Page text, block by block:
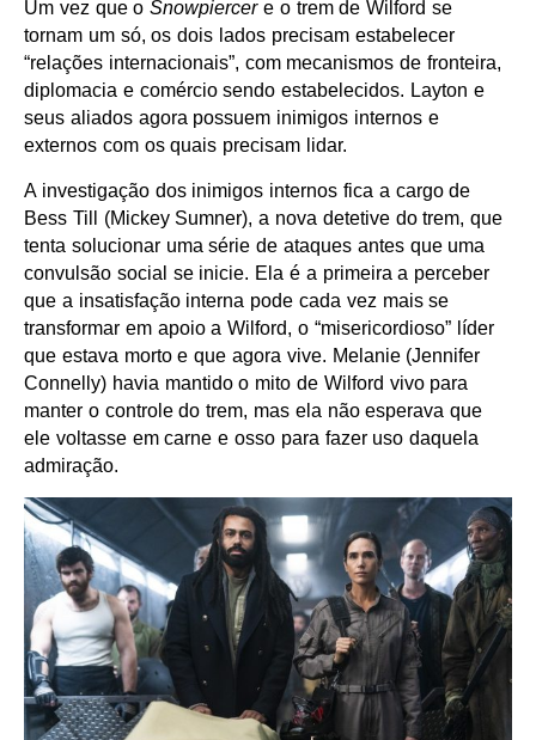
Um vez que oSnowpiercere o trem de Wilford se
tornam um só, os dois lados precisam estabelecer
“relações internacionais”, com mecanismos de fronteira,
diplomacia e comércio sendo estabelecidos. Layton e
seus aliados agora possuem inimigos internos e
externos com os quais precisam lidar.
A investigação dos inimigos internos fica a cargo de
Bess Till (Mickey Sumner), a nova detetive do trem, que
tenta solucionar uma série de ataques antes que uma
convulsão social se inicie. Ela é a primeira a perceber
que a insatisfação interna pode cada vez mais se
transformar em apoio a Wilford, o “misericordioso” líder
que estava morto e que agora vive. Melanie (Jennifer
Connelly) havia mantido o mito de Wilford vivo para
manter o controle do trem, mas ela não esperava que
ele voltasse em carne e osso para fazer uso daquela
admiração.